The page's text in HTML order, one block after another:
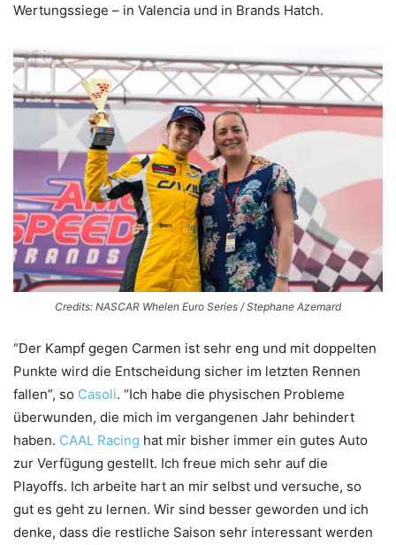
Wertungssiege – in Valencia und in Brands Hatch.
Credits: NASCAR Whelen Euro Series / Stephane Azemard
“Der Kampf gegen Carmen ist sehr eng und mit doppelten
Punkte wird die Entscheidung sicher im letzten Rennen
fallen”, so Casoli. “Ich habe die physischen Probleme
überwunden, die mich im vergangenen Jahr behindert
haben. CAAL Racing hat mir bisher immer ein gutes Auto
zur Verfügung gestellt. Ich freue mich sehr auf die
Playoffs. Ich arbeite hart an mir selbst und versuche, so
gut es geht zu lernen. Wir sind besser geworden und ich
denke, dass die restliche Saison sehr interessant werden